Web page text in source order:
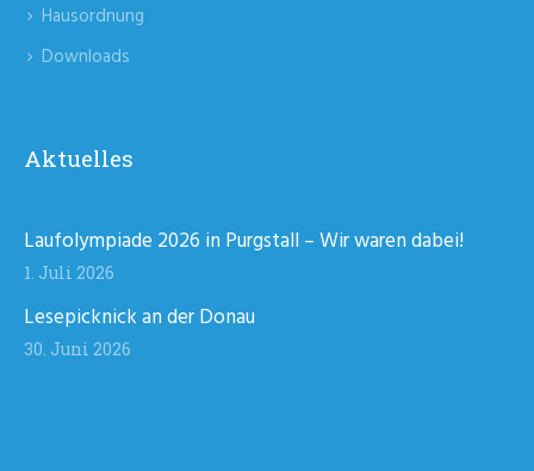
Hausordnung
Downloads
Aktuelles
Laufolympiade 2026 in Purgstall – Wir waren dabei!
1. Juli 2026
Lesepicknick an der Donau
30. Juni 2026